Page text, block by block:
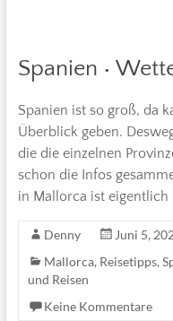
Spanien •
Spanien ist so groß, da
Überblick geben.
die die einzelnen
schon die Infos
in Mallorca ist
Denny
Juni 5,
Mallorca, Reisetipps,
und Reisen
Keine Kommentare